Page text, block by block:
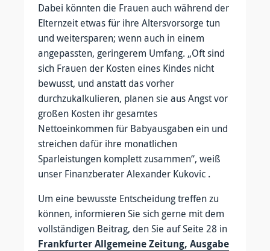
Dabei könnten die Frauen auch während der
Elternzeit etwas für ihre Altersvorsorge tun
und weitersparen; wenn auch in einem
angepassten, geringerem Umfang. „Oft sind
sich Frauen der Kosten eines Kindes nicht
bewusst, und anstatt das vorher
durchzukalkulieren, planen sie aus Angst vor
großen Kosten ihr gesamtes
Nettoeinkommen für Babyausgaben ein und
streichen dafür ihre monatlichen
Sparleistungen komplett zusammen“, weiß
unser Finanzberater Alexander Kukovic .
Um eine bewusste Entscheidung treffen zu
können, informieren Sie sich gerne mit dem
vollständigen Beitrag, den Sie auf Seite 28 in
Frankfurter Allgemeine Zeitung, Ausgabe